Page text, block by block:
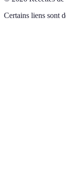
Certains liens sont